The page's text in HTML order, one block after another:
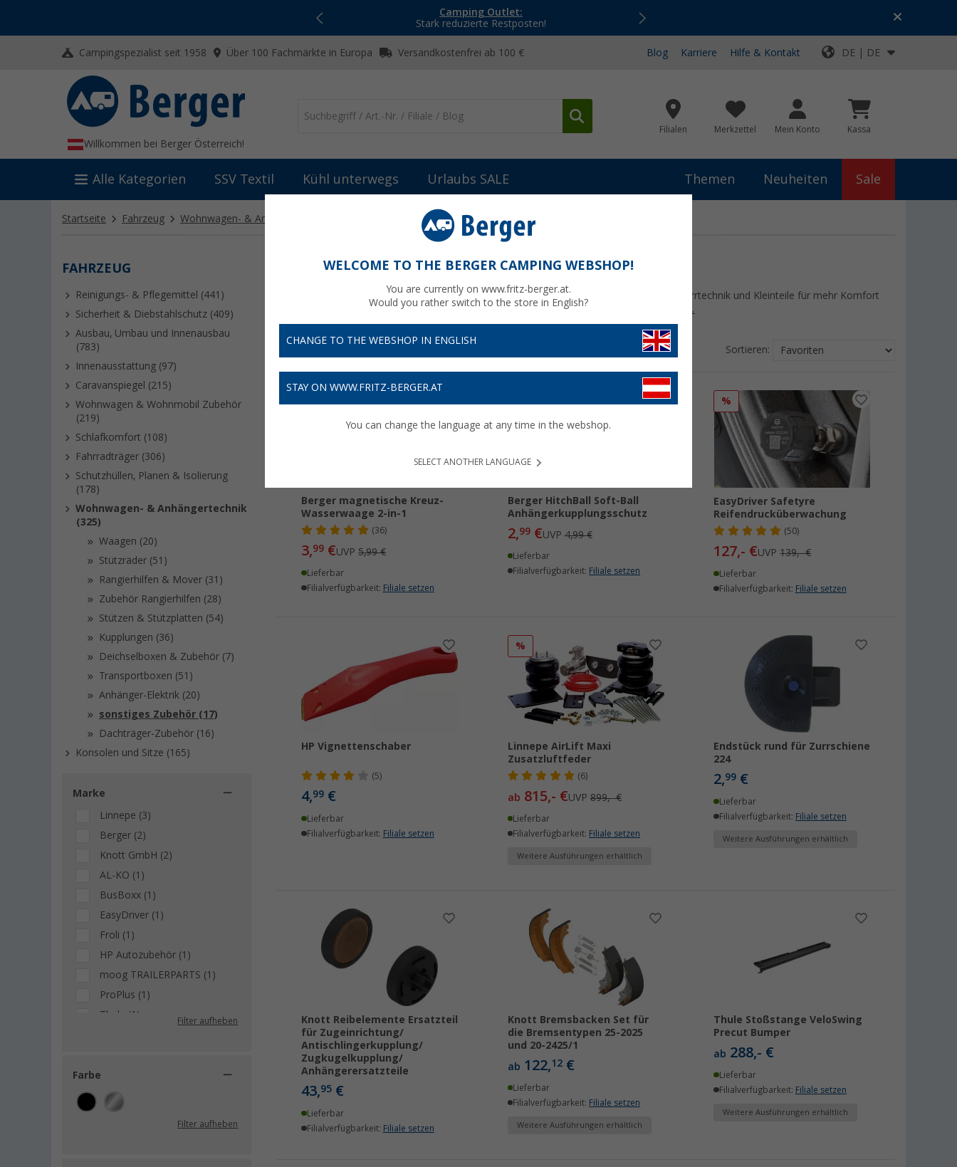
Camping Outlet:
Stark reduzierte Restposten!
Top-Deals für dein Abenteuer!
Campingspezialist seit 1958 Über 100 Fachmärkte in Europa Versandkostenfrei ab 100 € Blog Karriere Hilfe & Kontakt DE | DE
Willkommen bei Berger Österreich!
Filialen Merkzettel Mein Konto Kassa
Alle Kategorien SSV Textil Kühl unterwegs Urlaubs SALE Themen Neuheiten Sale
Startseite Fahrzeug Wohnwagen- & Anhängertechnik sonstiges Zubehör (17)
FAHRZEUG
Reinigungs- & Pflegemittel (441)
Sicherheit & Diebstahlschutz (409)
Ausbau, Umbau und Innenausbau
(783)
Innenausstattung (97)
Caravanspiegel (215)
Wohnwagen & Wohnmobil Zubehör
(219)
Schlafkomfort (108)
Fahrradträger (306)
Schutzhüllen, Planen & Isolierung
(178)
Wohnwagen- & Anhängertechnik
(325)
Waagen (20)
Stützräder (51)
Rangierhilfen & Mover (31)
Zubehör Rangierhilfen (28)
Stützen & Stützplatten (54)
Kupplungen (36)
Deichselboxen & Zubehör (7)
Transportboxen (51)
Anhänger-Elektrik (20)
sonstiges Zubehör (17)
Dachträger-Zubehör (16)
Konsolen und Sitze (165)
Marke
Linnepe (3)
Berger (2)
Knott GmbH (2)
AL-KO (1)
BusBoxx (1)
EasyDriver (1)
Froli (1)
HP Autozubehör (1)
moog TRAILERPARTS (1)
ProPlus (1)
Thule (1)
Filter aufheben
Farbe
Filter aufheben
SONSTIGES ZUBEHÖR
Praktisches Zubehör für Anhänger & Wohnwagen: Montagehilfen, Sicherheitslösungen, Zurrtechnik und Kleinteile für mehr Komfort
und Sicherheit unterwegs. Jetzt mehr über unsere Kategoriesonstiges Zubehör erfahren...
Sortieren:
Berger magnetische Kreuz-
Wasserwaage 2-in-1
(36)
3,99 €UVP5,99 €
Lieferbar
Filialverfügbarkeit: Filiale setzen
Berger HitchBall Soft-Ball
Anhängerkupplungsschutz
2,99€UVP4,99 €
Lieferbar
Filialverfügbarkeit: Filiale setzen
%
EasyDriver Safetyre
Reifendrucküberwachung
(50)
127,- €UVP139,- €
Lieferbar
Filialverfügbarkeit: Filiale setzen
HP Vignettenschaber
(5)
4,99 €
Lieferbar
Filialverfügbarkeit: Filiale setzen
%
Linnepe AirLift Maxi
Zusatzluftfeder
(6)
ab 815,- €UVP899,- €
Lieferbar
Filialverfügbarkeit: Filiale setzen
Weitere Ausführungen erhältlich
Endstück rund für Zurrschiene
224
2,99 €
Lieferbar
Filialverfügbarkeit: Filiale setzen
Weitere Ausführungen erhältlich
Knott Reibelemente Ersatzteil
für Zugeinrichtung/
Antischlingerkupplung/
Zugkugelkupplung/
Anhängerersatzteile
43,95 €
Lieferbar
Filialverfügbarkeit: Filiale setzen
Knott Bremsbacken Set für
die Bremsentypen 25-2025
und 20-2425/1
ab 122,12€
Lieferbar
Filialverfügbarkeit: Filiale setzen
Weitere Ausführungen erhältlich
Thule Stoßstange VeloSwing
Precut Bumper
ab 288,- €
Lieferbar
Filialverfügbarkeit: Filiale setzen
Weitere Ausführungen erhältlich
WELCOME TO THE BERGER CAMPING WEBSHOP!
You are currently on www.fritz-berger.at.
Would you rather switch to the store in English?
CHANGE TO THE WEBSHOP IN ENGLISH
STAY ON WWW.FRITZ-BERGER.AT
You can change the language at any time in the webshop.
SELECT ANOTHER LANGUAGE